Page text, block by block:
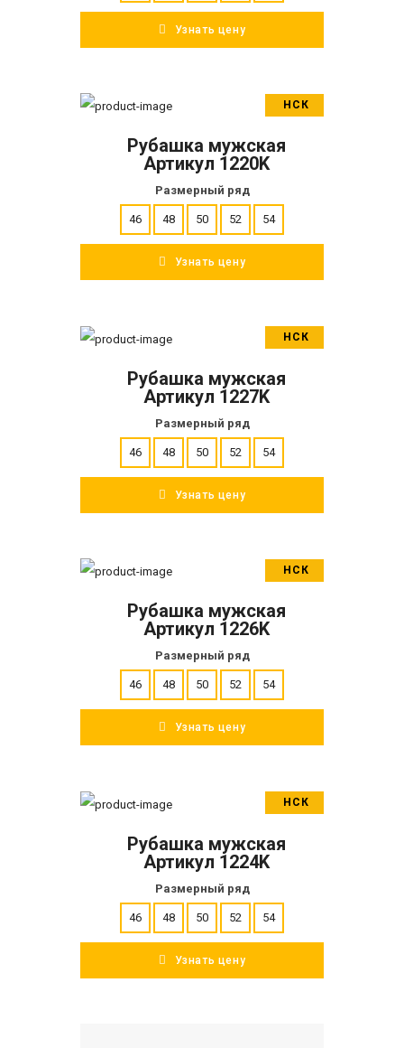
Узнать цену
НСК
ПОДРОБНЕЕ
Рубашка мужская
Артикул 1220K
Размерный ряд
46 48 50 52 54
Узнать цену
НСК
ПОДРОБНЕЕ
Рубашка мужская
Артикул 1227K
Размерный ряд
46 48 50 52 54
Узнать цену
НСК
ПОДРОБНЕЕ
Рубашка мужская
Артикул 1226K
Размерный ряд
46 48 50 52 54
Узнать цену
НСК
ПОДРОБНЕЕ
Рубашка мужская
Артикул 1224K
Размерный ряд
46 48 50 52 54
Узнать цену